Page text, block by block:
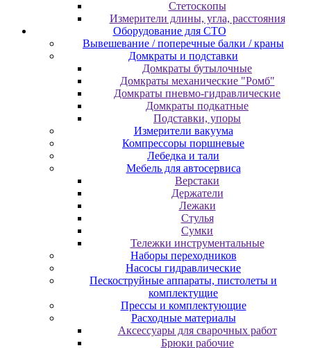
Cтeтocкoпы
Измepитeли длины, углa, paccтoяния
Оборудование для CТО
Вывешевание / поперечные балки / краны
Домкраты и подставки
Домкраты бутылочные
Домкраты механические "Ромб"
Домкраты пневмо-гидравлические
Домкраты подкатные
Подставки, упоры
Измерители вакуума
Компрессоры поршневые
Лебедка и тали
Мебель для автосервиса
Верстаки
Держатели
Лежаки
Стулья
Сумки
Тележки инструментальные
Наборы переходников
Насосы гидравлические
Пескоструйные аппараты, пистолеты и
комплектущие
Прессы и комплектующие
Расходные материалы
Аксессуары для сварочных работ
Брюки рабочие